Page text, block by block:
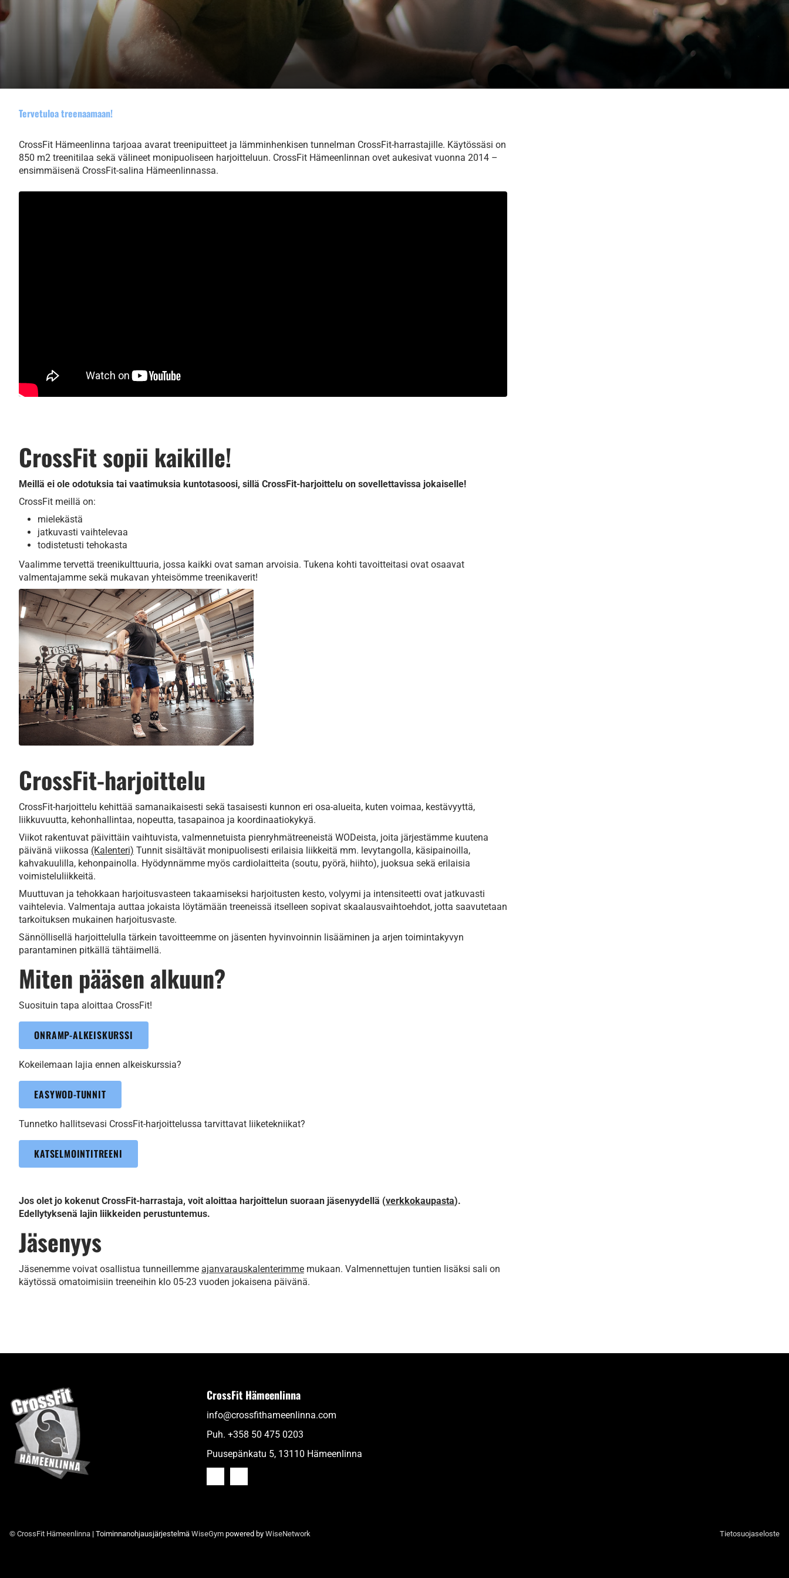
Tervetuloa treenaamaan!
CrossFit Hämeenlinna tarjoaa avarat treenipuitteet ja lämminhenkisen tunnelman CrossFit-harrastajille. Käytössäsi on
850 m2 treenitilaa sekä välineet monipuoliseen harjoitteluun. CrossFit Hämeenlinnan ovet aukesivat vuonna 2014 –
ensimmäisenä CrossFit-salina Hämeenlinnassa.
CrossFit sopii kaikille!
Meillä ei ole odotuksia tai vaatimuksia kuntotasoosi, sillä CrossFit-harjoittelu on sovellettavissa jokaiselle!
CrossFit meillä on:
mielekästä
jatkuvasti vaihtelevaa
todistetusti tehokasta
Vaalimme tervettä treenikulttuuria, jossa kaikki ovat saman arvoisia. Tukena kohti tavoitteitasi ovat osaavat
valmentajamme sekä mukavan yhteisömme treenikaverit!
CrossFit-harjoittelu
CrossFit-harjoittelu kehittää samanaikaisesti sekä tasaisesti kunnon eri osa-alueita, kuten voimaa, kestävyyttä,
liikkuvuutta, kehonhallintaa, nopeutta, tasapainoa ja koordinaatiokykyä.
Viikot rakentuvat päivittäin vaihtuvista, valmennetuista pienryhmätreeneistä WODeista, joita järjestämme kuutena
päivänä viikossa (Kalenteri) Tunnit sisältävät monipuolisesti erilaisia liikkeitä mm. levytangolla, käsipainoilla,
kahvakuulilla, kehonpainolla. Hyödynnämme myös cardiolaitteita (soutu, pyörä, hiihto), juoksua sekä erilaisia
voimisteluliikkeitä.
Muuttuvan ja tehokkaan harjoitusvasteen takaamiseksi harjoitusten kesto, volyymi ja intensiteetti ovat jatkuvasti
vaihtelevia. Valmentaja auttaa jokaista löytämään treeneissä itselleen sopivat skaalausvaihtoehdot, jotta saavutetaan
tarkoituksen mukainen harjoitusvaste.
Sännöllisellä harjoittelulla tärkein tavoitteemme on jäsenten hyvinvoinnin lisääminen ja arjen toimintakyvyn
parantaminen pitkällä tähtäimellä.
Miten pääsen alkuun?
Suosituin tapa aloittaa CrossFit!
ONRAMP-ALKEISKURSSI
Kokeilemaan lajia ennen alkeiskurssia?
EASYWOD-TUNNIT
Tunnetko hallitsevasi CrossFit-harjoittelussa tarvittavat liiketekniikat?
KATSELMOINTITREENI
Jos olet jo kokenut CrossFit-harrastaja, voit aloittaa harjoittelun suoraan jäsenyydellä (verkkokaupasta).
Edellytyksenä lajin liikkeiden perustuntemus.​​​​​​​
Jäsenyys
Jäsenemme voivat osallistua tunneillemme ajanvarauskalenterimme mukaan. Valmennettujen tuntien lisäksi sali on
käytössä omatoimisiin treeneihin klo 05-23 vuoden jokaisena päivänä.
CrossFit Hämeenlinna
info@crossfithameenlinna.com
Puh. +358 50 475 0203
Puusepänkatu 5, 13110 Hämeenlinna
© CrossFit Hämeenlinna | Toiminnanohjausjärjestelmä WiseGym powered by WiseNetwork Tietosuojaseloste